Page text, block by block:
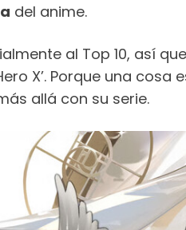
del anime.
al Top 10, así
X’. Porque una
allá con su serie.